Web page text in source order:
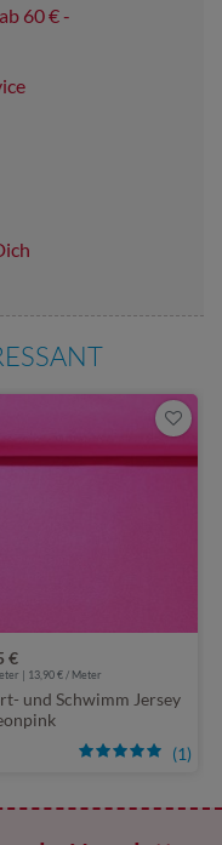
60 € -
(1)
€
| 13,90 € / Meter
und Schwimm Jersey